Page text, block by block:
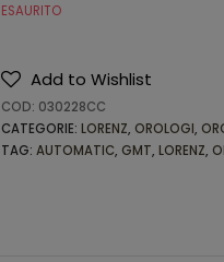
ESAURITO
Add to Wishlist
COD: 030228CC
CATEGORIE: LORENZ, OROLOGI,
TAG: AUTOMATIC, GMT, LORENZ,